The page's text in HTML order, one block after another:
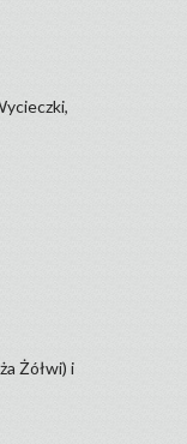
Żółwi) i